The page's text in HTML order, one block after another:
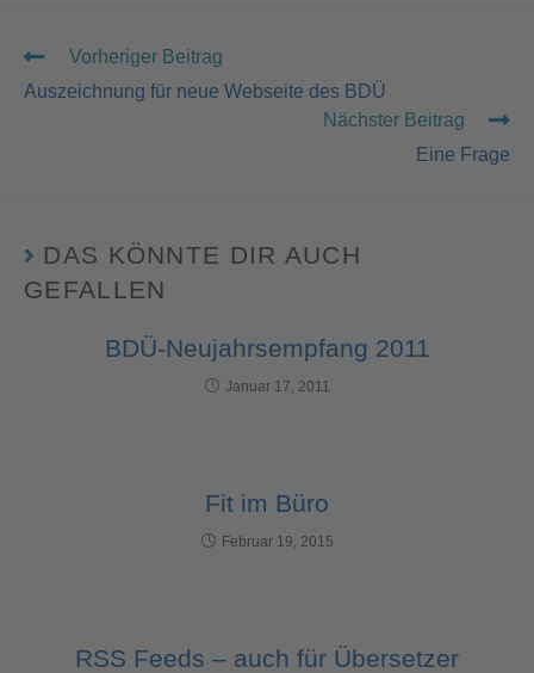
Vorheriger Beitrag
Auszeichnung für neue Webseite des BDÜ
Nächster Beitrag
Eine Frage
DAS KÖNNTE DIR AUCH
GEFALLEN
BDÜ-Neujahrsempfang 2011
Januar 17, 2011
Fit im Büro
Februar 19, 2015
RSS Feeds – auch für Übersetzer